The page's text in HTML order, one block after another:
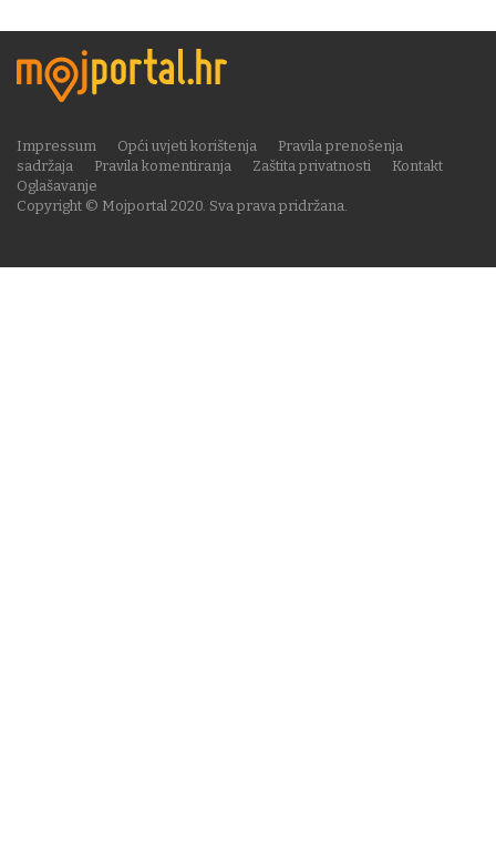
Copyright © Mojportal 2020. Sva prava pridržana.
Impressum Opći uvjeti korištenja
Pravila prenošenja
sadržaja
Pravila komentiranja Zaštita privatnosti
Kontakt
Oglašavanje